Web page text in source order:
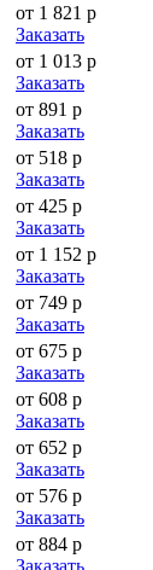
от 1 821 р
Заказать
от 1 013 р
Заказать
от 891 р
Заказать
от 518 р
Заказать
от 425 р
Заказать
от 1 152 р
Заказать
от 749 р
Заказать
от 675 р
Заказать
от 608 р
Заказать
от 652 р
Заказать
от 576 р
Заказать
от 884 р
Заказать